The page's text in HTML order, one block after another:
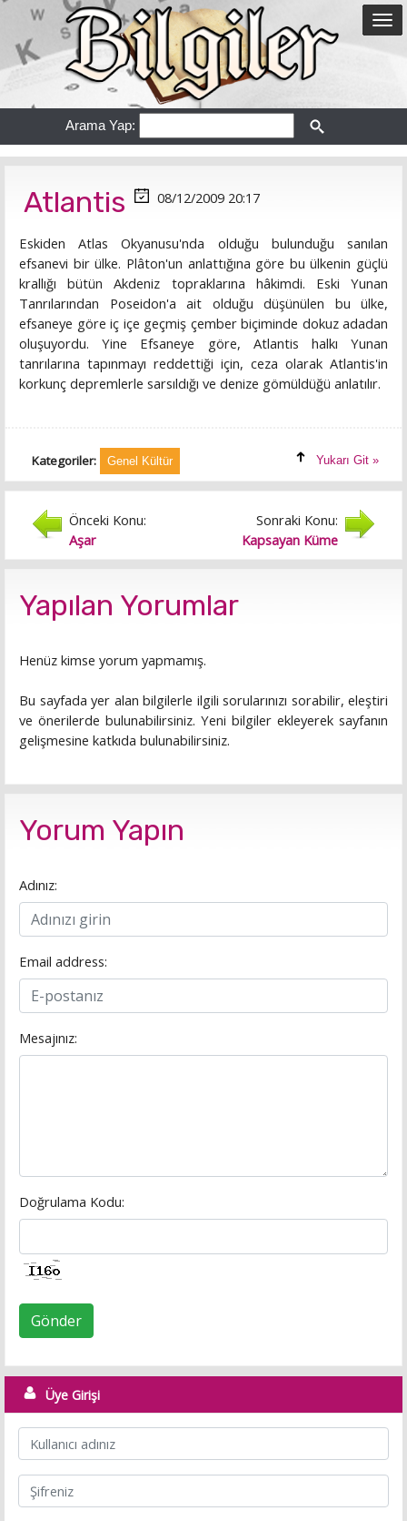
Arama Yap:
Atlantis 08/12/2009 20:17
Eskiden Atlas Okyanusu'nda olduğu bulunduğu sanılan
efsanevi bir ülke. Plâton'un anlattığına göre bu ülkenin güçlü
krallığı bütün Akdeniz topraklarına hâkimdi. Eski Yunan
Tanrılarından Poseidon'a ait olduğu düşünülen bu ülke,
efsaneye göre iç içe geçmiş çember biçiminde dokuz adadan
oluşuyordu. Yine Efsaneye göre, Atlantis halkı Yunan
tanrılarına tapınmayı reddettiği için, ceza olarak Atlantis'in
korkunç depremlerle sarsıldığı ve denize gömüldüğü anlatılır.
Kategoriler: Genel Kültür Yukarı Git »
Önceki Konu:
Aşar
Sonraki Konu:
Kapsayan Küme
Yapılan Yorumlar
Henüz kimse yorum yapmamış.
Bu sayfada yer alan bilgilerle ilgili sorularınızı sorabilir, eleştiri
ve önerilerde bulunabilirsiniz. Yeni bilgiler ekleyerek sayfanın
gelişmesine katkıda bulunabilirsiniz.
Yorum Yapın
Adınız:
Email address:
Mesajınız:
Doğrulama Kodu:
Gönder
Üye Girişi